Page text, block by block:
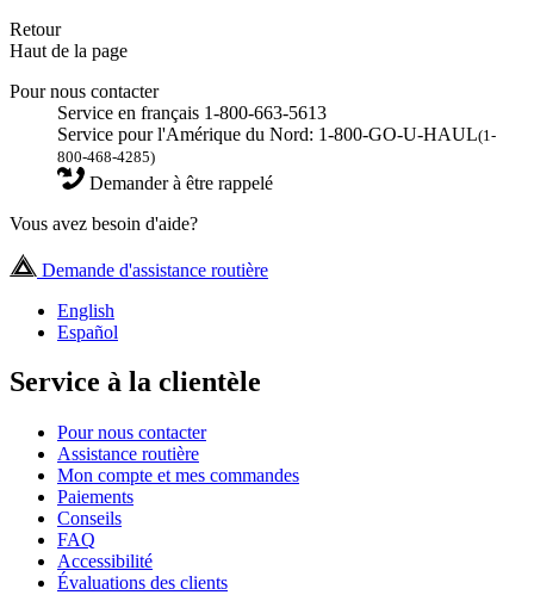
Retour
Haut de la page
Pour nous contacter
Service en français 1-800-663-5613
Service pour l'Amérique du Nord: 1-800-GO-U-HAUL(1-
800-468-4285)
Demander à être rappelé
Vous avez besoin d'aide?
Demande d'assistance routière
English
Español
Service à la clientèle
Pour nous contacter
Assistance routière
Mon compte et mes commandes
Paiements
Conseils
FAQ
Accessibilité
Évaluations des clients